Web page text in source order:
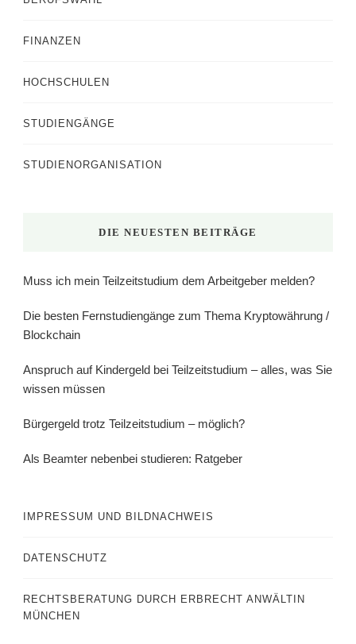
FINANZEN
HOCHSCHULEN
STUDIENGÄNGE
STUDIENORGANISATION
DIE NEUESTEN BEITRÄGE
Muss ich mein Teilzeitstudium dem Arbeitgeber melden?
Die besten Fernstudiengänge zum Thema Kryptowährung /
Blockchain
Anspruch auf Kindergeld bei Teilzeitstudium – alles, was Sie
wissen müssen
Bürgergeld trotz Teilzeitstudium – möglich?
Als Beamter nebenbei studieren: Ratgeber
IMPRESSUM UND BILDNACHWEIS
DATENSCHUTZ
RECHTSBERATUNG DURCH ERBRECHT ANWÄLTIN
MÜNCHEN